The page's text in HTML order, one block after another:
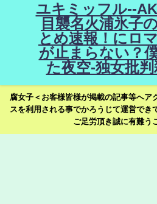
ユキミッフル--
目襲名火浦氷子
とめ速報！にロ
が止まらない？
た夜空-独女批
腐女子＜お客様皆様が掲載の記事等へア
スを利用される事でかろうじて運営でき
ご足労頂き誠に有難う